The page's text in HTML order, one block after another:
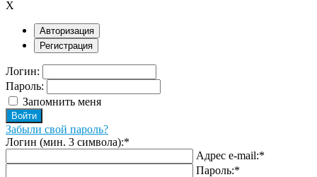
X
Авторизация
Регистрация
Логин:
Пароль:
Запомнить меня
Забыли свой пароль?
Логин (мин. 3 символа):*
Адрес e-mail:*
Пароль:*